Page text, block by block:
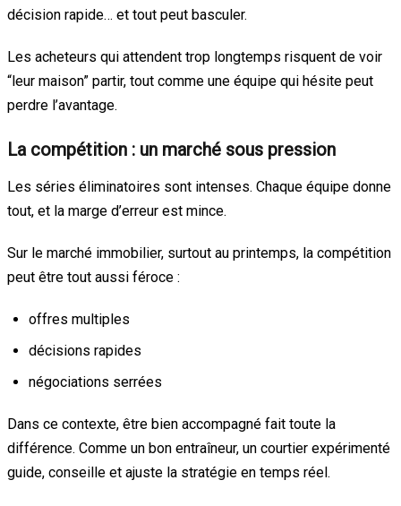
décision rapide… et tout peut basculer.
Les acheteurs qui attendent trop longtemps risquent de voir
“leur maison” partir, tout comme une équipe qui hésite peut
perdre l’avantage.
La compétition : un marché sous pression
Les séries éliminatoires sont intenses. Chaque équipe donne
tout, et la marge d’erreur est mince.
Sur le marché immobilier, surtout au printemps, la compétition
peut être tout aussi féroce :
offres multiples
décisions rapides
négociations serrées
Dans ce contexte, être bien accompagné fait toute la
différence. Comme un bon entraîneur, un courtier expérimenté
guide, conseille et ajuste la stratégie en temps réel.